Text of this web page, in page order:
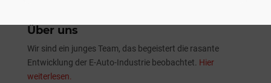
Über uns
Wir sind ein junges Team, das begeistert die rasante
Entwicklung der E-Auto-Industrie beobachtet. Hier
weiterlesen.